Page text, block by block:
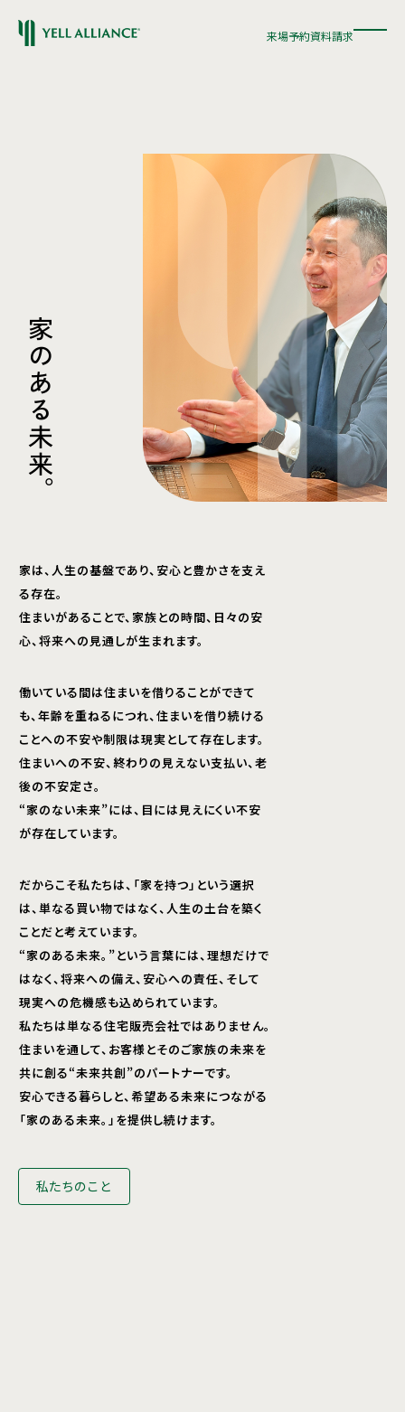
来場予約資料請求
家
の
あ
る
未
来
。
家は、人生の基盤であり、安心と豊かさを支え
る存在。
住まいがあることで、家族との時間、日々の安
心、将来への見通しが生まれます。
働いている間は住まいを借りることができて
も、年齢を重ねるにつれ、住まいを借り続ける
ことへの不安や制限は現実として存在します。
住まいへの不安、終わりの見えない支払い、老
後の不安定さ。
“家のない未来”には、目には見えにくい不安
が存在しています。
だからこそ私たちは、「家を持つ」という選択
は、単なる買い物ではなく、人生の土台を築く
ことだと考えています。
“家のある未来。”という言葉には、理想だけで
はなく、将来への備え、安心への責任、そして
現実への危機感も込められています。
私たちは単なる住宅販売会社ではありません。
住まいを通して、お客様とそのご家族の未来を
共に創る“未来共創”のパートナーです。
安心できる暮らしと、希望ある未来につながる
「家のある未来。」を提供し続けます。
私たちのこと